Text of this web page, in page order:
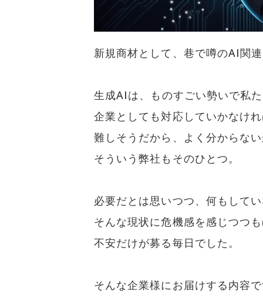
新規商材として、巷で噂のAI関
生成AIは、ものすごい勢いで私
企業としても対応していかなけ
難しそうだから、よく分からな
そういう弊社もそのひとつ。
必要だとは思いつつ、何もして
そんな現状に危機感を感じつつ
不安だけが募る毎日でした。
そんな企業様にお届けする内容